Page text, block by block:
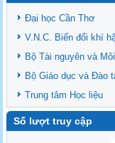
Đại học Cần Thơ
V.N.C. Biến đổi khí
Bộ Tài nguyên và
Bộ Giáo dục và Đào
Trung tâm Học liệu
Số lượt truy cập